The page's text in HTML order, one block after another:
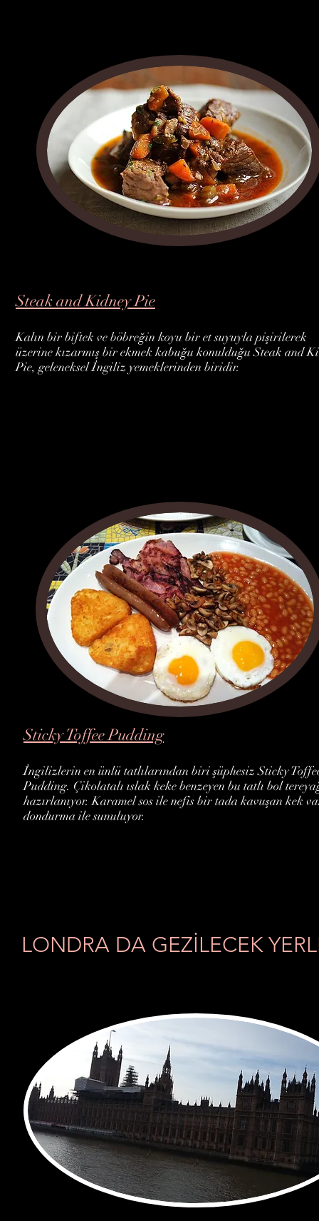
Steak and Kidney Pie
Kalın bir biftek ve böbreğin koyu bir et suyuyla pişirilerek
üzerine kızarmış bir ekmek kabuğu konulduğu Steak and
Pie, geleneksel İngiliz yemeklerinden biridir.
Sticky Toffee Pudding
İngilizlerin en ünlü tatlılarından biri şüphesiz Sticky
Pudding. Çikolatalı ıslak keke benzeyen bu tatlı bol
hazırlanıyor. Karamel sos ile nefis bir tada kavuşan kek
dondurma ile sunuluyor.
LONDRA DA GEZİLECEK